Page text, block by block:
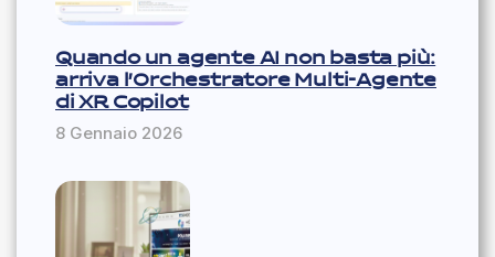
Quando un agente AI non basta più:
arriva l’Orchestratore Multi-Agente
di XR Copilot
8 Gennaio 2026